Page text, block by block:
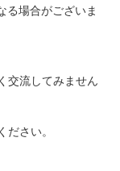
る場合がございま
交流してみません
ださい。